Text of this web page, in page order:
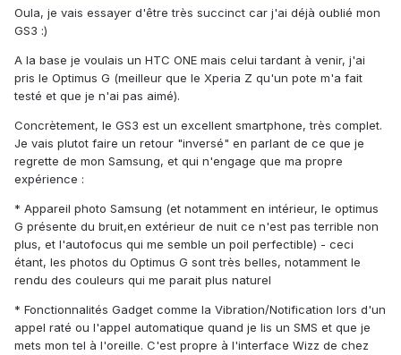
Oula, je vais essayer d'être très succinct car j'ai déjà oublié mon
GS3 :)
A la base je voulais un HTC ONE mais celui tardant à venir, j'ai
pris le Optimus G (meilleur que le Xperia Z qu'un pote m'a fait
testé et que je n'ai pas aimé).
Concrètement, le GS3 est un excellent smartphone, très complet.
Je vais plutot faire un retour "inversé" en parlant de ce que je
regrette de mon Samsung, et qui n'engage que ma propre
expérience :
* Appareil photo Samsung (et notamment en intérieur, le optimus
G présente du bruit,en extérieur de nuit ce n'est pas terrible non
plus, et l'autofocus qui me semble un poil perfectible) - ceci
étant, les photos du Optimus G sont très belles, notamment le
rendu des couleurs qui me parait plus naturel
* Fonctionnalités Gadget comme la Vibration/Notification lors d'un
appel raté ou l'appel automatique quand je lis un SMS et que je
mets mon tel à l'oreille. C'est propre à l'interface Wizz de chez